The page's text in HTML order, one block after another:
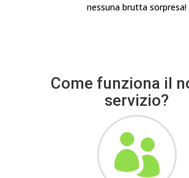
nessuna brutta sorpresa!
Come funziona il
servizio?
